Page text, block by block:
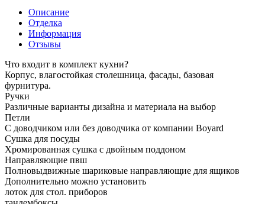
Описание
Отделка
Информация
Отзывы
Что входит в комплект кухни?
Корпус, влагостойкая столешница, фасады, базовая
фурнитура.
Ручки
Различные варианты дизайна и материала на выбор
Петли
С доводчиком или без доводчика от компании Boyard
Сушка для посуды
Хромированная сушка с двойным поддоном
Направляющие пвш
Полновыдвижные шариковые направляющие для ящиков
Дополнительно можно установить
лоток для стол. приборов